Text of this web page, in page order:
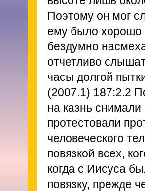
Поэтому он мог
ему было хорошо
бездумно
отчетливо
часы долгой
(2007.1) 187:2.2
на казнь снимали
протестовали
человеческого
повязкой всех,
когда с Иисуса
повязку, прежде